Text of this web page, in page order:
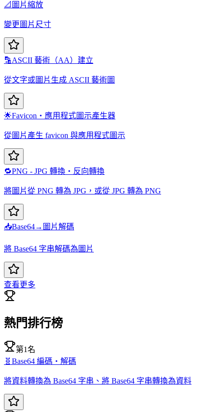
📐 圖片縮放
變更圖片尺寸
🔡ASCII 藝術（AA）建立
從文字或圖片生成 ASCII 藝術圖
🌟Favicon・應用程式圖示產生器
從圖片產生 favicon 與應用程式圖示
🔁PNG - JPG 轉換・反向轉換
將圖片從 PNG 轉為 JPG，或從 JPG 轉為 PNG
📥Base64→圖片解碼
將 Base64 字串解碼為圖片
查看更多
熱門排行榜
第1名
🧬 Base64 編碼・解碼
將資料轉換為 Base64 字串、將 Base64 字串轉換為資料